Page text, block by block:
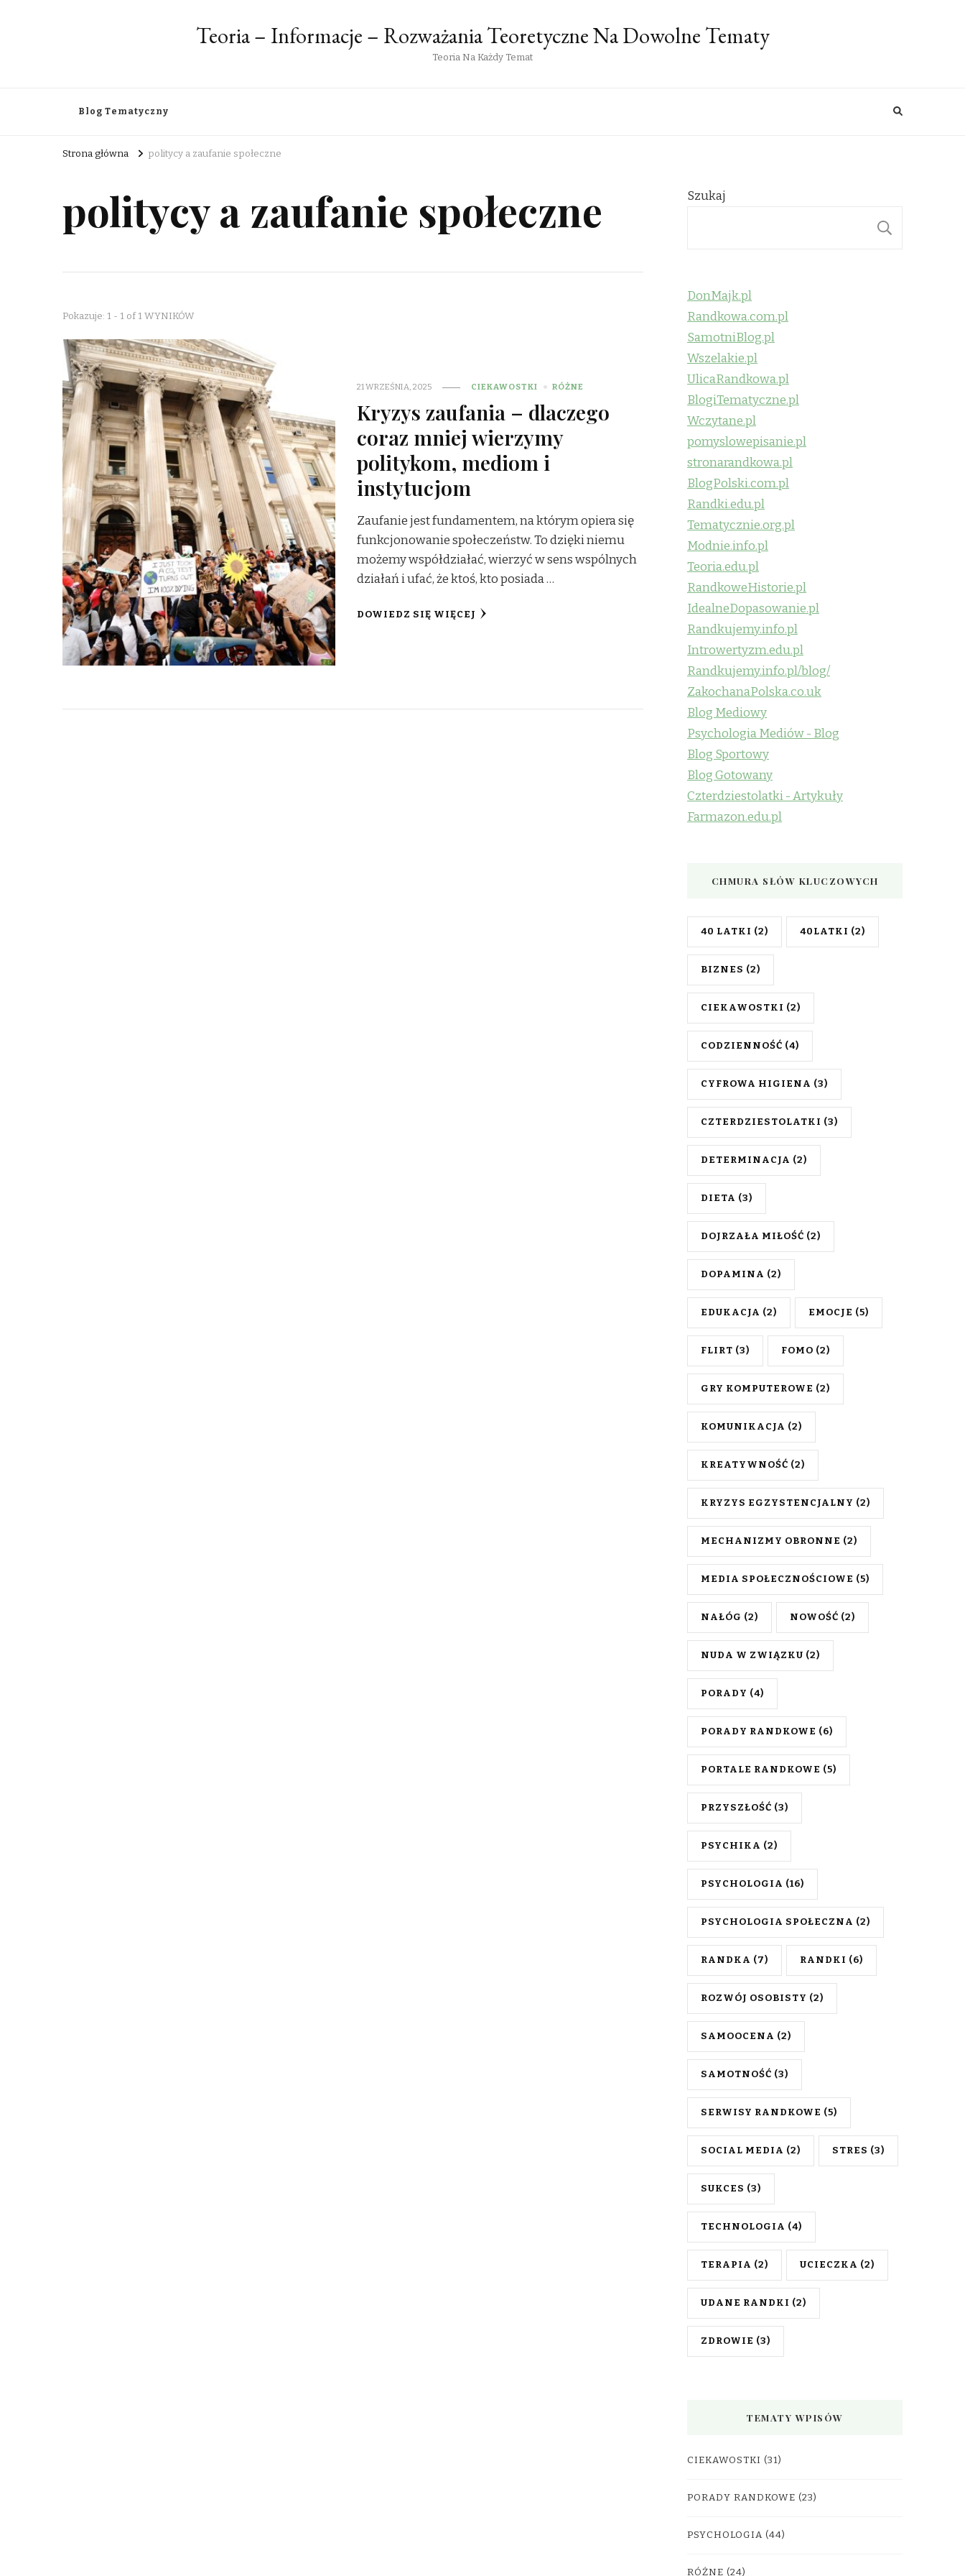
Teoria – Informacje – Rozważania Teoretyczne Na Dowolne Tematy
Teoria Na Każdy Temat
Blog Tematyczny
Strona główna politycy a zaufanie społeczne
politycy a zaufanie społeczne
Pokazuje: 1 - 1 of 1 WYNIKÓW
21 WRZEŚNIA, 2025 CIEKAWOSTKI RÓŻNE
Kryzys zaufania – dlaczego
coraz mniej wierzymy
politykom, mediom i
instytucjom
Zaufanie jest fundamentem, na którym opiera się
funkcjonowanie społeczeństw. To dzięki niemu
możemy współdziałać, wierzyć w sens wspólnych
działań i ufać, że ktoś, kto posiada …
DOWIEDZ SIĘ WIĘCEJ
Szukaj
DonMajk.pl
Randkowa.com.pl
SamotniBlog.pl
Wszelakie.pl
UlicaRandkowa.pl
BlogiTematyczne.pl
Wczytane.pl
pomyslowepisanie.pl
stronarandkowa.pl
BlogPolski.com.pl
Randki.edu.pl
Tematycznie.org.pl
Modnie.info.pl
Teoria.edu.pl
RandkoweHistorie.pl
IdealneDopasowanie.pl
Randkujemy.info.pl
Introwertyzm.edu.pl
Randkujemy.info.pl/blog/
ZakochanaPolska.co.uk
Blog Mediowy
Psychologia Mediów - Blog
Blog Sportowy
Blog Gotowany
Czterdziestolatki - Artykuły
Farmazon.edu.pl
CHMURA SŁÓW KLUCZOWYCH
40 LATKI (2) 40LATKI (2)
BIZNES (2)
CIEKAWOSTKI (2)
CODZIENNOŚĆ (4)
CYFROWA HIGIENA (3)
CZTERDZIESTOLATKI (3)
DETERMINACJA (2)
DIETA (3)
DOJRZAŁA MIŁOŚĆ (2)
DOPAMINA (2)
EDUKACJA (2) EMOCJE (5)
FLIRT (3) FOMO (2)
GRY KOMPUTEROWE (2)
KOMUNIKACJA (2)
KREATYWNOŚĆ (2)
KRYZYS EGZYSTENCJALNY (2)
MECHANIZMY OBRONNE (2)
MEDIA SPOŁECZNOŚCIOWE (5)
NAŁÓG (2) NOWOŚĆ (2)
NUDA W ZWIĄZKU (2)
PORADY (4)
PORADY RANDKOWE (6)
PORTALE RANDKOWE (5)
PRZYSZŁOŚĆ (3)
PSYCHIKA (2)
PSYCHOLOGIA (16)
PSYCHOLOGIA SPOŁECZNA (2)
RANDKA (7) RANDKI (6)
ROZWÓJ OSOBISTY (2)
SAMOOCENA (2)
SAMOTNOŚĆ (3)
SERWISY RANDKOWE (5)
SOCIAL MEDIA (2) STRES (3)
SUKCES (3)
TECHNOLOGIA (4)
TERAPIA (2) UCIECZKA (2)
UDANE RANDKI (2)
ZDROWIE (3)
TEMATY WPISÓW
CIEKAWOSTKI (31)
PORADY RANDKOWE (23)
PSYCHOLOGIA (44)
RÓŻNE (24)